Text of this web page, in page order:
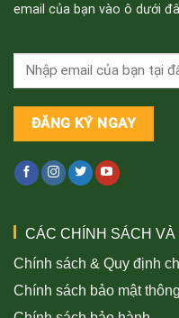
email của bạn vào ô dưới
CÁC CHÍNH SÁCH
Chính sách & Quy định
Chính sách bảo mật